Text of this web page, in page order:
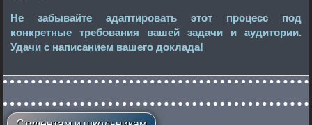
Не забывайте адаптировать этот процесс под
конкретные требования вашей задачи и аудитории.
Удачи с написанием вашего доклада!